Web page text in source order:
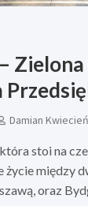
Damian Kwiecień
stoi na
życie między
oraz